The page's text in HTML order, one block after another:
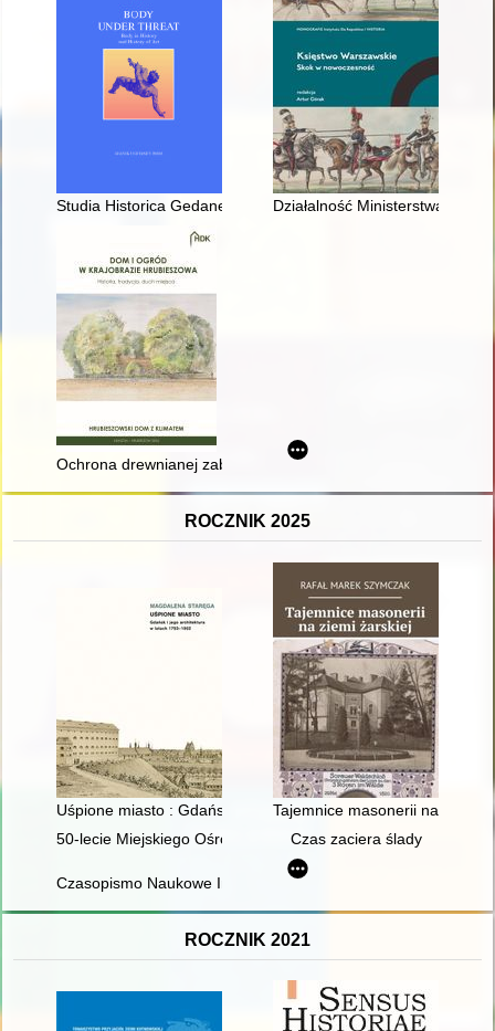
Studia Historica Gedanensia. Vol. 15, p. 2 (2024), Body in
Działalność Ministerstwa
Ochrona drewnianej zabudowy Hrubieszowa w aktach
ROCZNIK 2025
Uśpione miasto : Gdańsk i jego architektura w latach 1793-
Tajemnice masonerii na ziemi
50-lecie Miejskiego Ośrodka Sportu i Rekreacji w Łańcucie :
Czas zaciera ślady
Czasopismo Naukowe Instytutu Studiów Kobiecych. 2025, [nr]
ROCZNIK 2021